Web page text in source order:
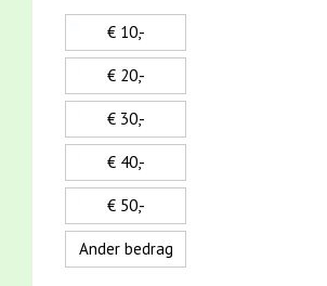
€ 10,-
€ 20,-
€ 30,-
€ 40,-
€ 50,-
Ander bedrag